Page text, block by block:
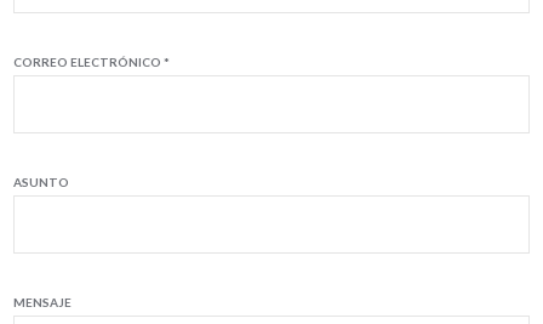
CORREO ELECTRÓNICO *
ASUNTO
MENSAJE